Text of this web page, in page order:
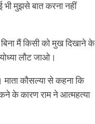
भी मुझसे बात करना नहीं
मैं किसी को मुख दिखाने के
लौट जाओ।
कौसल्या से कहना कि
के कारण राम ने आत्महत्या